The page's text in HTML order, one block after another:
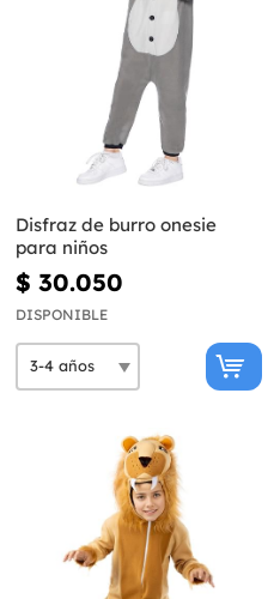
Disfraz de burro onesie
para niños
$ 30.050
DISPONIBLE